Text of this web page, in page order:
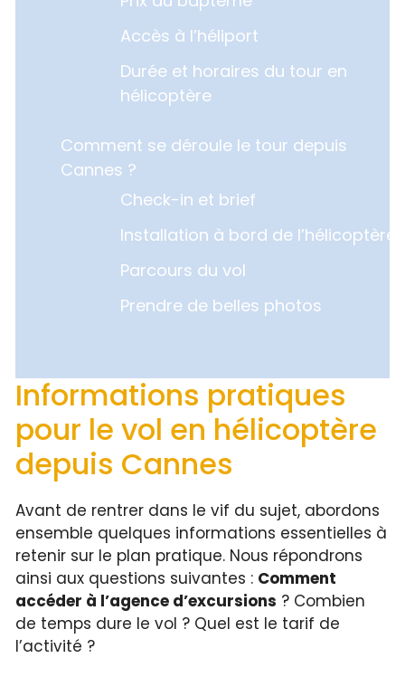
Accès à l’héliport
Durée et horaires du tour en
hélicoptère
Comment se déroule le tour depuis
Cannes ?
Check-in et brief
Installation à bord de l’hélicoptère
Parcours du vol
Prendre de belles photos
Informations pratiques
pour le vol en hélicoptère
depuis Cannes
Avant de rentrer dans le vif du sujet, abordons
ensemble quelques informations essentielles à
retenir sur le plan pratique. Nous répondrons
ainsi aux questions suivantes : Comment
accéder à l’agence d’excursions ? Combien
de temps dure le vol ? Quel est le tarif de
l’activité ?